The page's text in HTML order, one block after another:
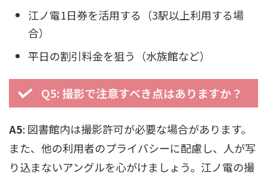
江ノ電1日券を活用する（3駅以上利用する場
合）
平日の割引料金を狙う（水族館など）
Q5: 撮影で注意すべき点はありますか？
A5: 図書館内は撮影許可が必要な場合があります。
また、他の利用者のプライバシーに配慮し、人が写
り込まないアングルを心がけましょう。江ノ電の撮